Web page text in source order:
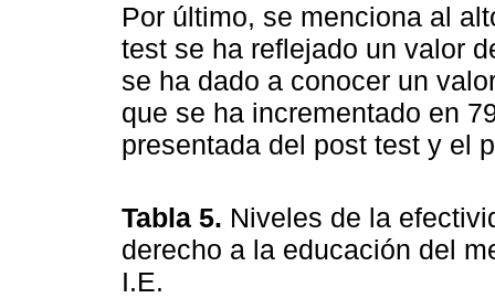
Por último, se menciona al
test se ha reflejado un valor
se ha dado a conocer un
que se ha incrementado en
presentada del post test y el
Tabla 5. Niveles de la
derecho a la educación del
I.E.